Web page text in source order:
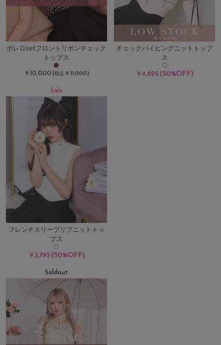
ボレロsetフロントリボンチェック
トップス
￥10,000 (税込 ￥11,000)
チェックパイピングニットトップ
ス
￥4,895 (50%OFF)
Sale
フレンチスリーブリブニットトッ
プス
￥3,795 (50%OFF)
Soldout